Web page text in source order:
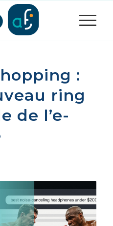
:
ring
de l’e-